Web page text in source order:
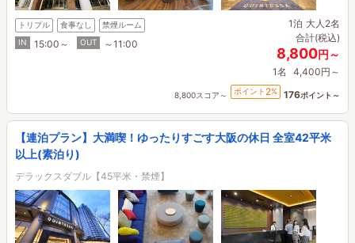
トリプル 食事なし
禁煙ルーム
IN
15:00～ OUT ～11:00
1泊 大人2名
合計(税込)
8,800円～
1名 4,400円～
8,800スコア～ ポイント 2% 176ポイント～
【連泊プラン】大満喫！ゆったりすごす大阪の休日 全室42平米
以上(素泊り)
デラックスダブル【45平米・禁煙】